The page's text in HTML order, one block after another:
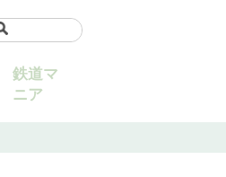
▼
鉄道マ
ニア